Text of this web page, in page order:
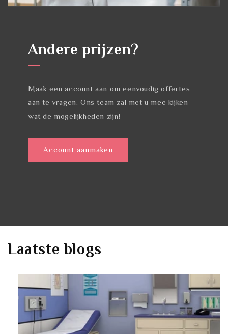
Andere prijzen?
Maak een account aan om eenvoudig offertes
aan te vragen. Ons team zal met u mee kijken
wat de mogelijkheden zijn!
Account aanmaken
Laatste blogs